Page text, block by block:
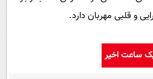
و قلبی مهربان دارد.
ساعت اخیر